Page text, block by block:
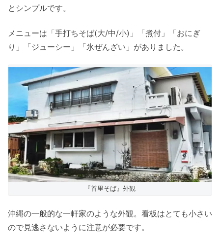
とシンプルです。
メニューは「手打ちそば(大/中/小)」「煮付」「おにぎ
り」「ジューシー」「氷ぜんざい」がありました。
『首里そば』外観
沖縄の一般的な一軒家のような外観。看板はとても小さい
ので見逃さないように注意が必要です。